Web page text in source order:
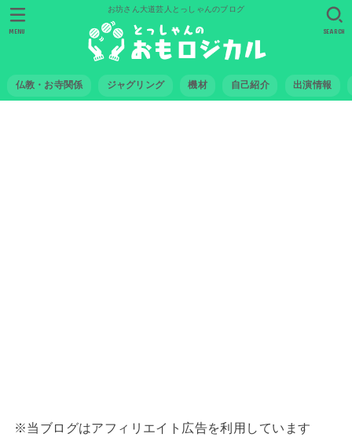
お坊さん大道芸人とっしゃんのブログ
仏教・お寺関係 ジャグリング 機材 自己紹介 出演情報
SEARCH
MENU
※当ブログはアフィリエイト広告を利用しています